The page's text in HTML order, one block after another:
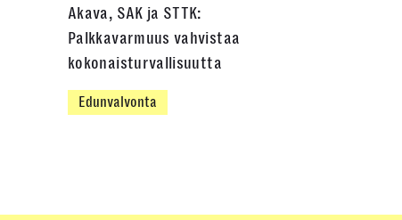
Akava, SAK ja STTK:
Palkkavarmuus vahvistaa
kokonaisturvallisuutta
Edunvalvonta